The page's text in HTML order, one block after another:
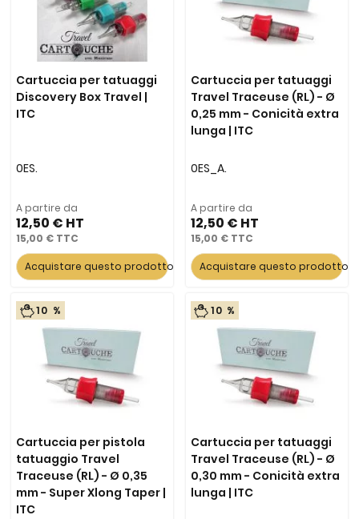
Cartuccia per tatuaggi
Discovery Box Travel |
ITC
0ES.
A partire da
12,50 €
15,00 €
Acquistare questo prodotto
Cartuccia per tatuaggi
Travel Traceuse (RL) - Ø
0,25 mm - Conicità extra
lunga | ITC
0ES_A.
A partire da
12,50 €
15,00 €
Acquistare questo prodotto
10 %
Cartuccia per pistola
tatuaggio Travel
Traceuse (RL) - Ø 0,35
mm - Super Xlong Taper |
ITC
10 %
Cartuccia per tatuaggi
Travel Traceuse (RL) - Ø
0,30 mm - Conicità extra
lunga | ITC